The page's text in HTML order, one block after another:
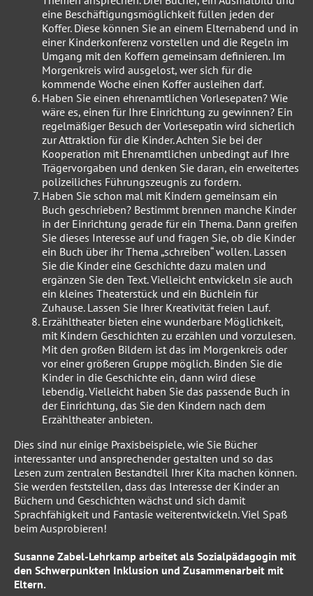
eine Beschäftigungsmöglichkeit füllen jeden der
Koffer. Diese können Sie an einem Elternabend und in
einer Kinderkonferenz vorstellen und die Regeln im
Umgang mit den Koffern gemeinsam definieren. Im
Morgenkreis wird ausgelost, wer sich für die
kommende Woche einen Koffer ausleihen darf.
Haben Sie einen ehrenamtlichen Vorlesepaten? Wie
wäre es, einen für Ihre Einrichtung zu gewinnen? Ein
regelmäßiger Besuch der Vorlesepatin wird sicherlich
zur Attraktion für die Kinder. Achten Sie bei der
Kooperation mit Ehrenamtlichen unbedingt auf Ihre
Trägervorgaben und denken Sie daran, ein erweitertes
polizeiliches Führungszeugnis zu fordern.
Haben Sie schon mal mit Kindern gemeinsam ein
Buch geschrieben? Bestimmt brennen manche Kinder
in der Einrichtung gerade für ein Thema. Dann greifen
Sie dieses Interesse auf und fragen Sie, ob die Kinder
ein Buch über ihr Thema „schreiben“ wollen. Lassen
Sie die Kinder eine Geschichte dazu malen und
ergänzen Sie den Text. Vielleicht entwickeln sie auch
ein kleines Theaterstück und ein Büchlein für
Zuhause. Lassen Sie Ihrer Kreativität freien Lauf.
Erzähltheater bieten eine wunderbare Möglichkeit,
mit Kindern Geschichten zu erzählen und vorzulesen.
Mit den großen Bildern ist das im Morgenkreis oder
vor einer größeren Gruppe möglich. Binden Sie die
Kinder in die Geschichte ein, dann wird diese
lebendig. Vielleicht haben Sie das passende Buch in
der Einrichtung, das Sie den Kindern nach dem
Erzähltheater anbieten.
Dies sind nur einige Praxisbeispiele, wie Sie Bücher
interessanter und ansprechender gestalten und so das
Lesen zum zentralen Bestandteil Ihrer Kita machen können.
Sie werden feststellen, dass das Interesse der Kinder an
Büchern und Geschichten wächst und sich damit
Sprachfähigkeit und Fantasie weiterentwickeln. Viel Spaß
beim Ausprobieren!
Susanne Zabel-Lehrkamp arbeitet als Sozialpädagogin mit
den Schwerpunkten Inklusion und Zusammenarbeit mit
Eltern.